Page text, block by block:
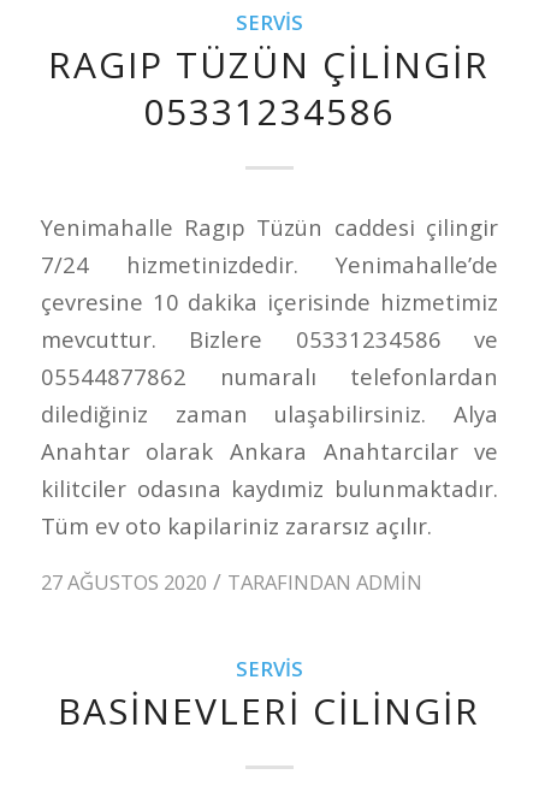
SERVIS
RAGIP TÜZÜN ÇILINGIR
05331234586
Yenimahalle Ragıp Tüzün caddesi çilingir
7/24 hizmetinizdedir. Yenimahalle’de
çevresine 10 dakika içerisinde hizmetimiz
mevcuttur. Bizlere 05331234586 ve
05544877862 numaralı telefonlardan
dilediğiniz zaman ulaşabilirsiniz. Alya
Anahtar olarak Ankara Anahtarcilar ve
kilitciler odasına kaydımiz bulunmaktadır.
Tüm ev oto kapilariniz zararsız açılır.
27 AĞUSTOS 2020 / TARAFINDAN ADMIN
SERVIS
BASINEVLERI CILINGIR